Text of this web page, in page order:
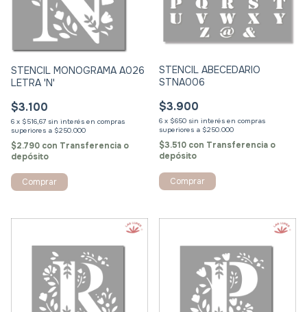
STENCIL MONOGRAMA A026
LETRA 'N'
$3.100
6 x $516,67 sin interés
$2.790 con Transferencia o
depósito
Comprar
STENCIL ABECEDARIO
STNA006
$3.900
6 x $650 sin interés
$3.510 con Transferencia o
depósito
Comprar